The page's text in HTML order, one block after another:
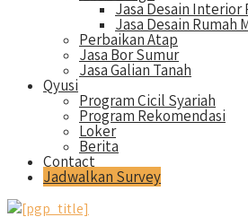
Jasa Desain Interior
Jasa Desain Rumah
Perbaikan Atap
Jasa Bor Sumur
Jasa Galian Tanah
Qyusi
Program Cicil Syariah
Program Rekomendasi
Loker
Berita
Contact
Jadwalkan Survey